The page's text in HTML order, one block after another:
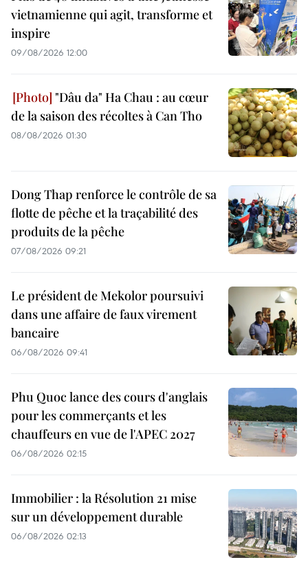
vietnamienne qui agit, transforme et
inspire
09/08/2026 12:00
"Dâu da" Ha Chau : au cœur
de la saison des récoltes à Can Tho
08/08/2026 01:30
Dong Thap renforce le contrôle de sa
flotte de pêche et la traçabilité des
produits de la pêche
07/08/2026 09:21
Le président de Mekolor poursuivi
dans une affaire de faux virement
bancaire
06/08/2026 09:41
Phu Quoc lance des cours d'anglais
pour les commerçants et les
chauffeurs en vue de l'APEC 2027
06/08/2026 02:15
Immobilier : la Résolution 21 mise
sur un développement durable
06/08/2026 02:13